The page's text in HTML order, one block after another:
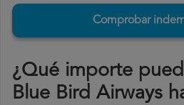
Comprobar
¿Qué importe
Blue Bird Airways